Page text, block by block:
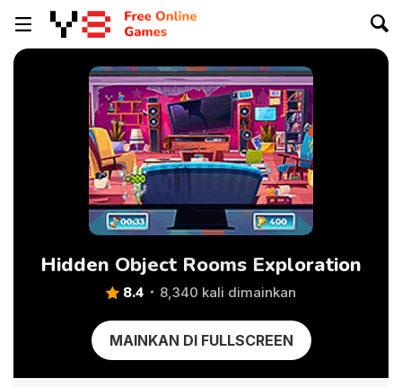
Hidden Object Rooms Exploration
8.4 8,340 kali dimainkan
MAINKAN DI FULLSCREEN